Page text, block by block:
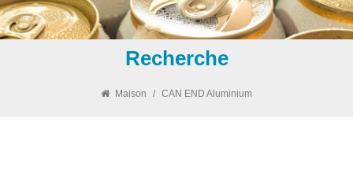
Recherche
Maison / CAN END Aluminium